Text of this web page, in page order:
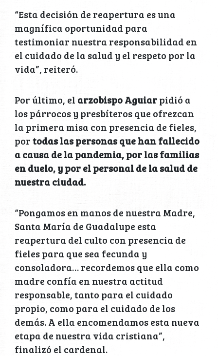
“Esta decisión de reapertura es una
magnífica oportunidad para
testimoniar nuestra responsabilidad en
el cuidado de la salud y el respeto por la
vida”, reiteró.
Por último, el arzobispo Aguiarpidió a
los párrocos y presbíteros que ofrezcan
la primera misa con presencia de fieles,
portodas las personas que han fallecido
a causa de la pandemia,por las familias
en duelo, y por el personal de la salud de
nuestra ciudad.
“Pongamos en manos de nuestra Madre,
Santa María de Guadalupe esta
reapertura del culto con presencia de
fieles para que sea fecunda y
consoladora… recordemos que ella como
madre confía en nuestra actitud
responsable, tanto para el cuidado
propio, como para el cuidado de los
demás. A ella encomendamos esta nueva
etapa de nuestra vida cristiana”,
finalizó el cardenal.